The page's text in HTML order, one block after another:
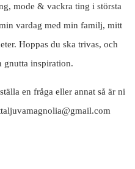
mode & vackra ting i största
vardag med min familj, mitt
Hoppas du ska trivas, och
gnutta inspiration.
en fråga eller annat så är ni